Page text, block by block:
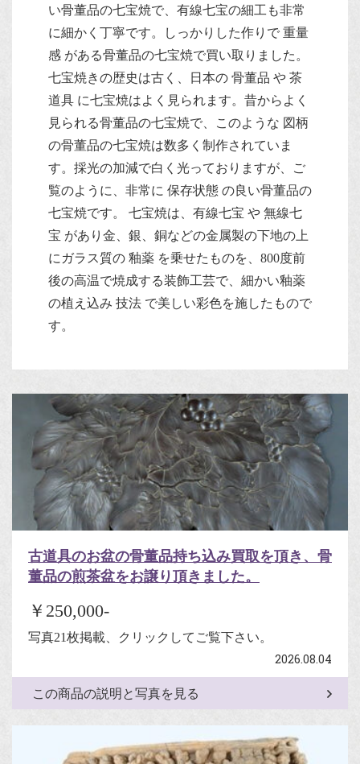
い骨董品の七宝焼で、有線七宝の細工も非常
に細かく丁寧です。しっかりした作りで 重量
感 がある骨董品の七宝焼で買い取りました。
七宝焼きの歴史は古く、日本の 骨董品 や 茶
道具 に七宝焼はよく見られます。昔からよく
見られる骨董品の七宝焼で、このような 図柄
の骨董品の七宝焼は数多く制作されていま
す。採光の加減で白く光っておりますが、ご
覧のように、非常に 保存状態 の良い骨董品の
七宝焼です。 七宝焼は、有線七宝 や 無線七
宝 があり金、銀、銅などの金属製の下地の上
にガラス質の 釉薬 を乗せたものを、800度前
後の高温で焼成する装飾工芸で、細かい釉薬
の植え込み 技法 で美しい彩色を施したもので
す。
古道具のお盆の骨董品持ち込み買取を頂き、骨
董品の煎茶盆をお譲り頂きました。
￥250,000-
写真21枚掲載、クリックしてご覧下さい。
2026.08.04
この商品の説明と写真を見る